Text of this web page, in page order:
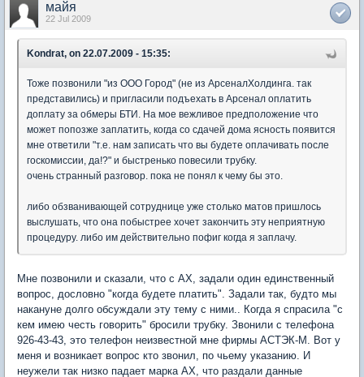
майя
22 Jul 2009
Kondrat, on 22.07.2009 - 15:35:
Тоже позвонили "из ООО Город" (не из АрсеналХолдинга. так
представились) и пригласили подъехать в Арсенал оплатить
доплату за обмеры БТИ. На мое вежливое предположение что
может попозже заплатить, когда со сдачей дома ясность появится
мне ответили "т.е. нам записать что вы будете оплачивать после
госкомиссии, да!?" и быстренько повесили трубку.
очень странный разговор. пока не понял к чему бы это.
либо обзванивающей сотруднице уже столько матов пришлось
выслушать, что она побыстрее хочет закончить эту неприятную
процедуру. либо им действительно пофиг когда я заплачу.
Мне позвонили и сказали, что с АХ, задали один единственный
вопрос, дословно "когда будете платить". Задали так, будто мы
накануне долго обсуждали эту тему с ними.. Когда я спрасила "с
кем имею честь говорить" бросили трубку. Звонили с телефона
926-43-43, это телефон неизвестной мне фирмы АСТЭК-М. Вот у
меня и возникает вопрос кто звонил, по чьему указанию. И
неужели так низко падает марка АХ, что раздали данные